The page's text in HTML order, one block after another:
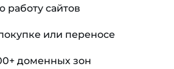
работу сайтов
или переносе
доменных зон